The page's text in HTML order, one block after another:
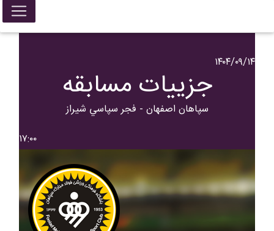
۱۴۰۴/۰۹/۱۴
جزییات مسابقه
سپاهان اصفهان - فجر سپاسي شیراز
۱۷:۰۰